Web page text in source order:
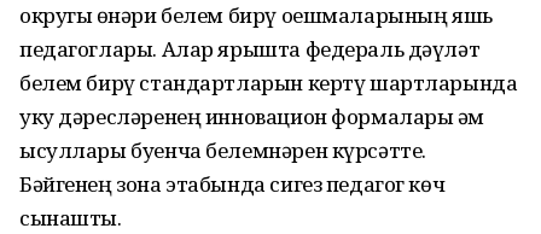
округы һөнәри белем бирү оешмаларының яшь
педагоглары. Алар ярышта федераль дәүләт
белем бирү стандартларын кертү шартларында
уку дәресләренең инновацион формалары һәм
ысуллары буенча белемнәрен күрсәтте.
Бәйгенең зона этабында сигез педагог көч
сынашты.